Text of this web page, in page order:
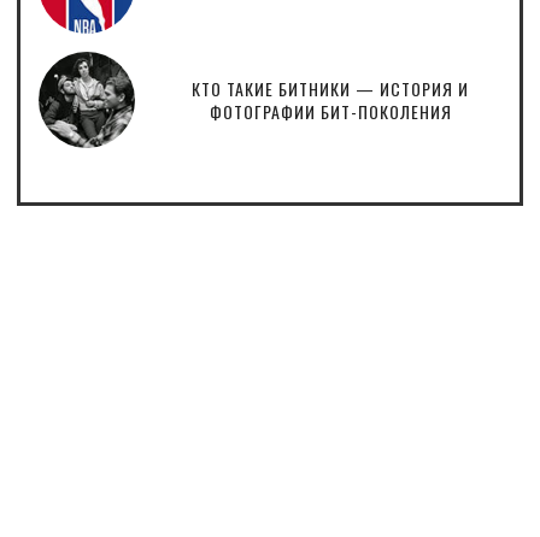
КТО ТАКИЕ БИТНИКИ — ИСТОРИЯ И
ФОТОГРАФИИ БИТ-ПОКОЛЕНИЯ